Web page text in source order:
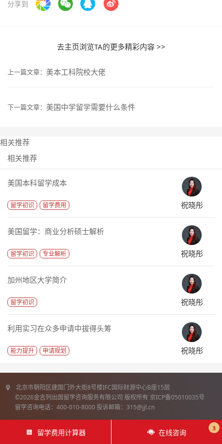
分享到
去主页浏览TA的更多精彩内容 >>
上一篇文章： 美本工科院校大佬
下一篇文章： 美国中学留学需要什么条件
相关推荐
相关推荐
美国本科留学成本
留学初识 留学费用 祝晓彤
美国留学：商业分析硕士解析
留学初识 专业解析 祝晓彤
加州地区大学简介
留学初识 祝晓彤
利用实习在众多申请中拔得头筹
能力提升 申请规划 祝晓彤
北京市朝阳区建国门外大街8号楼IFC国际财源中心B座15层
©2026金吉列出国留学咨询服务有限公司 版权所有 京ICP备05010035号
留学咨询电话：400-010-8000 投诉邮箱：315@jjl.cn
留学费用计算器 在线咨询 3